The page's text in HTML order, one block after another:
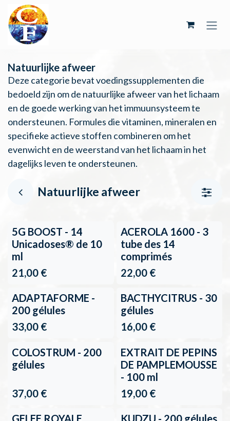
Overslaan naar inhoud
Natuurlijke afweer
Deze categorie bevat voedingssupplementen die
bedoeld zijn om de natuurlijke afweer van het lichaam
en de goede werking van het immuunsysteem te
ondersteunen. Formules die vitaminen, mineralen en
specifieke actieve stoffen combineren om het
evenwicht en de weerstand van het lichaam in het
dagelijks leven te ondersteunen.
Natuurlijke afweer
5G BOOST - 14
Unicadoses® de 10
ml
21,00 €
ACEROLA 1600 - 3
tube des 14
comprimés
22,00€
ADAPTAFORME -
200 gélules
33,00 €
BACTHYCITRUS - 30
gélules
16,00€
COLOSTRUM - 200
gélules
37,00 €
EXTRAIT DE PEPINS
DE PAMPLEMOUSSE
- 100 ml
19,00€
GELEE ROYALE
KUDZU - 200 gélules